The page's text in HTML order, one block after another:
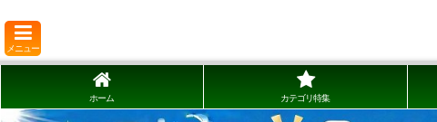
メニュー
ホーム カテゴリ特集